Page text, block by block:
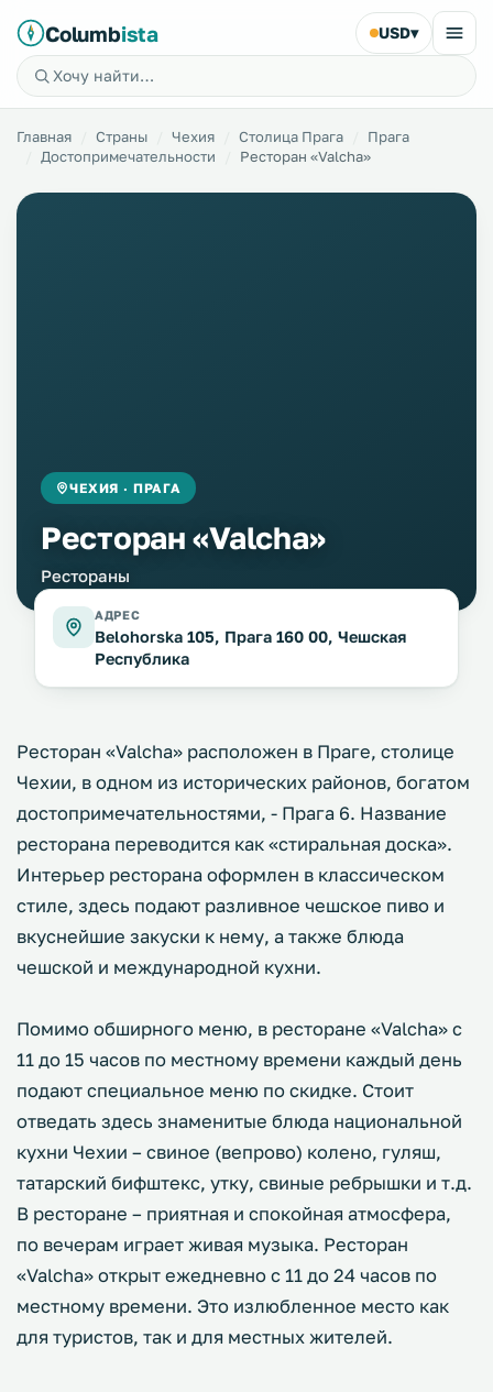
Columbista USD▾
Главная Страны Чехия Столица Прага
Прага
Достопримечательности
Ресторан «Valcha»
ЧЕХИЯ · ПРАГА
Ресторан «Valcha»
Рестораны
АДРЕС
Belohorska 105, Прага 160 00, Чешская
Республика
Ресторан «Valcha» расположен в Праге, столице
Чехии, в одном из исторических районов, богатом
достопримечательностями, - Прага 6. Название
ресторана переводится как «стиральная доска».
Интерьер ресторана оформлен в классическом
стиле, здесь подают разливное чешское пиво и
вкуснейшие закуски к нему, а также блюда
чешской и международной кухни.
Помимо обширного меню, в ресторане «Valcha» с
11 до 15 часов по местному времени каждый день
подают специальное меню по скидке. Стоит
отведать здесь знаменитые блюда национальной
кухни Чехии – свиное (вепрово) колено, гуляш,
татарский бифштекс, утку, свиные ребрышки и т.д.
В ресторане – приятная и спокойная атмосфера,
по вечерам играет живая музыка. Ресторан
«Valcha» открыт ежедневно с 11 до 24 часов по
местному времени. Это излюбленное место как
для туристов, так и для местных жителей.